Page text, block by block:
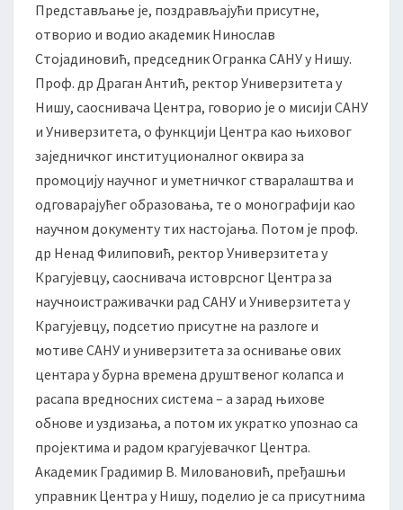
р
з
а
а
у
ч
н
с
т
р
а
и
в
а
ч
р
а
д
С
Представљање је, поздрављајући присутне,
отворио и водио академик Нинослав
Стојадиновић, председник Огранка САНУ у Нишу.
Проф. др Драган Антић, ректор Универзитета у
Нишу, саоснивача Центра, говорио је о мисији САНУ
и Универзитета, о функцији Центра као њиховог
заједничког институционалног оквира за
промоцију научног и уметничког стваралаштва и
одговарајућег образовања, те о монографији као
научном документу тих настојања. Потом је проф.
др Ненад Филиповић, ректор Универзитета у
Крагујевцу, саоснивача истоврсног Центра за
научноистраживачки рад САНУ и Универзитета у
Крагујевцу, подсетио присутне на разлоге и
мотиве САНУ и универзитета за оснивање ових
центара у бурна времена друштвеног колапса и
расапа вредносних система – а зарад њихове
обнове и уздизања, а потом их укратко упознао са
пројектима и радом крагујевачког Центра.
Академик Градимир В. Миловановић, пређашњи
управник Центра у Нишу, поделио је са присутнима